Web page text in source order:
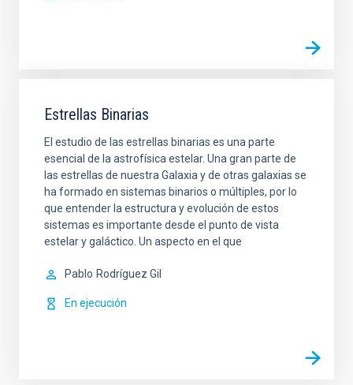
Estrellas Binarias
El estudio de las estrellas binarias es una parte
esencial de la astrofísica estelar. Una gran parte de
las estrellas de nuestra Galaxia y de otras galaxias se
ha formado en sistemas binarios o múltiples, por lo
que entender la estructura y evolución de estos
sistemas es importante desde el punto de vista
estelar y galáctico. Un aspecto en el que
Pablo Rodríguez Gil
En ejecución